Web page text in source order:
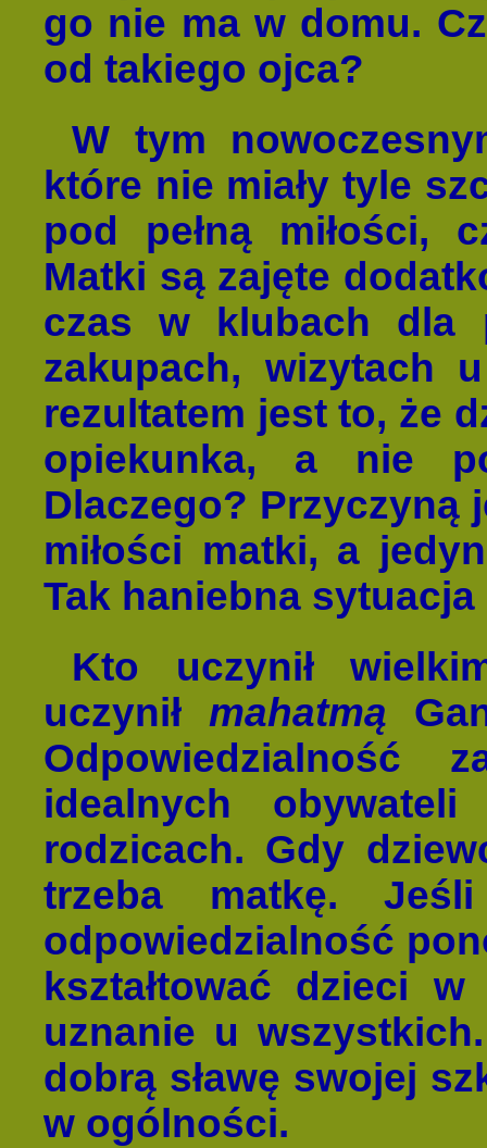
go nie ma w domu.
od takiego ojca?
W tym
które nie miały tyle
pod pełną miłości,
Matki są zajęte
czas w klubach dla
zakupach, wizytach
rezultatem jest to, że
opiekunka, a nie
Dlaczego? Przyczyną
miłości matki, a
Tak haniebna
Kto uczynił
uczynił mahatmą
Odpowiedzialność
idealnych
rodzicach. Gdy
trzeba matkę.
odpowiedzialność
kształtować dzieci
uznanie u
dobrą sławę swojej
w ogólności.